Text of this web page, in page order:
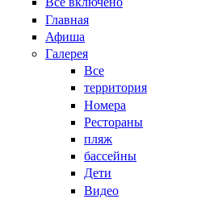
Главная
Афиша
Галерея
Все
территория
Номера
Рестораны
пляж
бассейны
Дети
Видео